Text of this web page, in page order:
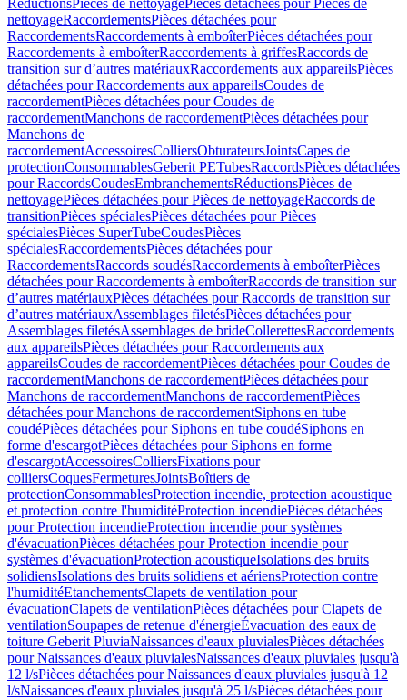
RéductionsPièces de nettoyagePièces détachées pour Pièces de
nettoyageRaccordementsPièces détachées pour
RaccordementsRaccordements à emboîterPièces détachées pour
Raccordements à emboîterRaccordements à griffesRaccords de
transition sur d’autres matériauxRaccordements aux appareilsPièces
détachées pour Raccordements aux appareilsCoudes de
raccordementPièces détachées pour Coudes de
raccordementManchons de raccordementPièces détachées pour
Manchons de
raccordementAccessoiresColliersObturateursJointsCapes de
protectionConsommablesGeberit PETubesRaccordsPièces détachées
pour RaccordsCoudesEmbranchementsRéductionsPièces de
nettoyagePièces détachées pour Pièces de nettoyageRaccords de
transitionPièces spécialesPièces détachées pour Pièces
spécialesPièces SuperTubeCoudesPièces
spécialesRaccordementsPièces détachées pour
RaccordementsRaccords soudésRaccordements à emboîterPièces
détachées pour Raccordements à emboîterRaccords de transition sur
d’autres matériauxPièces détachées pour Raccords de transition sur
d’autres matériauxAssemblages filetésPièces détachées pour
Assemblages filetésAssemblages de brideCollerettesRaccordements
aux appareilsPièces détachées pour Raccordements aux
appareilsCoudes de raccordementPièces détachées pour Coudes de
raccordementManchons de raccordementPièces détachées pour
Manchons de raccordementManchons de raccordementPièces
détachées pour Manchons de raccordementSiphons en tube
coudéPièces détachées pour Siphons en tube coudéSiphons en
forme d'escargotPièces détachées pour Siphons en forme
d'escargotAccessoiresColliersFixations pour
colliersCoquesFermeturesJointsBoîtiers de
protectionConsommablesProtection incendie, protection acoustique
et protection contre l'humiditéProtection incendiePièces détachées
pour Protection incendieProtection incendie pour systèmes
d'évacuationPièces détachées pour Protection incendie pour
systèmes d'évacuationProtection acoustiqueIsolations des bruits
solidiensIsolations des bruits solidiens et aériensProtection contre
l'humiditéEtanchementsClapets de ventilation pour
évacuationClapets de ventilationPièces détachées pour Clapets de
ventilationSoupapes de retenue d'énergieÉvacuation des eaux de
toiture Geberit PluviaNaissances d'eaux pluvialesPièces détachées
pour Naissances d'eaux pluvialesNaissances d'eaux pluviales jusqu'à
12 l/sPièces détachées pour Naissances d'eaux pluviales jusqu'à 12
l/sNaissances d'eaux pluviales jusqu'à 25 l/sPièces détachées pour